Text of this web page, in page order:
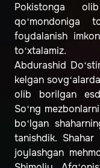
Pokistonga
qo‘mondoniga
foydalanish
to‘xtalamiz.
Abdurashid
kelgan
olib borilgan
So‘ng
bo‘lgan
tanishdik. Shahar
joylashgan